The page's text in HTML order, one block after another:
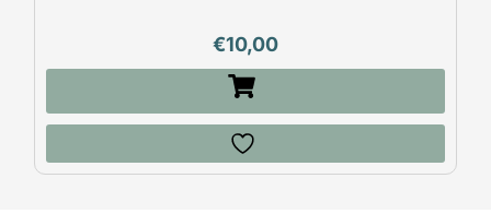
€10,00